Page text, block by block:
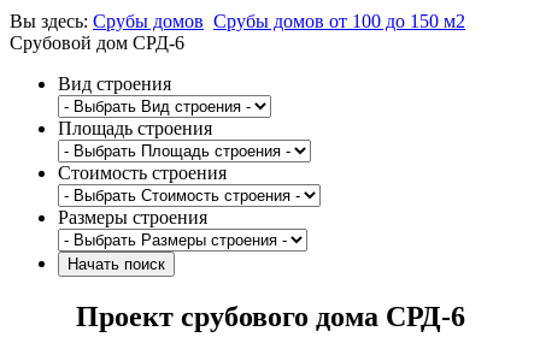
Вы здесь: Срубы домов Срубы домов от 100 до 150 м2
Срубовой дом СРД-6
Вид строения
Площадь строения
Стоимость строения
Размеры строения
Проект срубового дома СРД-6